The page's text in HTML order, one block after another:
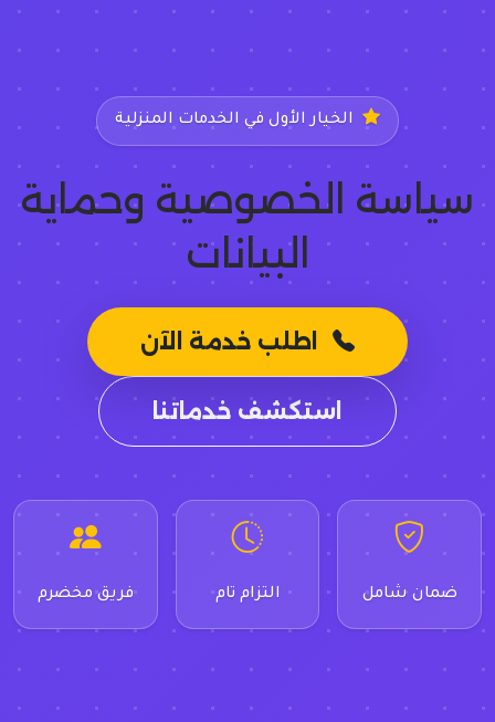
الخيار الأول في الخدمات المنزلية
سياسة الخصوصية وحماية
البيانات
اطلب خدمة الآن
استكشف خدماتنا
ضمان شامل التزام تام فريق مخضرم